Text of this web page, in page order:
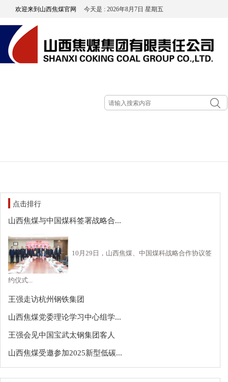
欢迎来到山西焦煤官网 今天是 : 2026年8月7日 星期五
点击排行
山西焦煤与中国煤科签署战略合...
10月29日，山西焦煤、中国煤科战略合作协议签
约仪式...
王强走访杭州钢铁集团
山西焦煤党委理论学习中心组学...
王强会见中国宝武太钢集团客人
山西焦煤受邀参加2025新型低碳...